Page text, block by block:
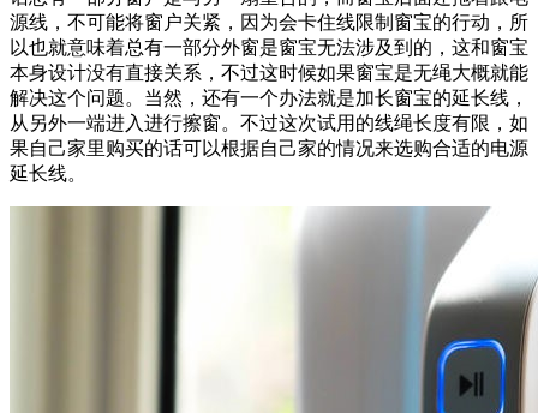
源线，不可能将窗户关紧，因为会卡住线限制窗宝的行动，所
以也就意味着总有一部分外窗是窗宝无法涉及到的，这和窗宝
本身设计没有直接关系，不过这时候如果窗宝是无绳大概就能
解决这个问题。当然，还有一个办法就是加长窗宝的延长线，
从另外一端进入进行擦窗。不过这次试用的线绳长度有限，如
果自己家里购买的话可以根据自己家的情况来选购合适的电源
延长线。